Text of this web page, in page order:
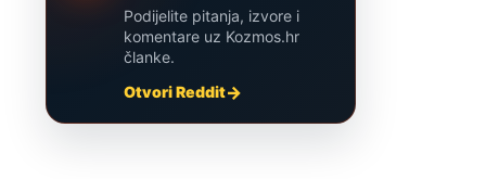
Podijelite pitanja, izvore i
komentare uz Kozmos.hr
članke.
Otvori Reddit